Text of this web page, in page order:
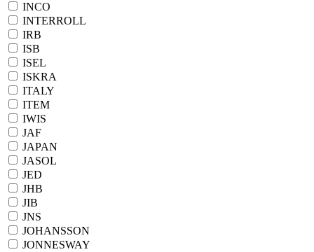
INCO
INTERROLL
IRB
ISB
ISEL
ISKRA
ITALY
ITEM
IWIS
JAF
JAPAN
JASOL
JED
JHB
JIB
JNS
JOHANSSON
JONNESWAY